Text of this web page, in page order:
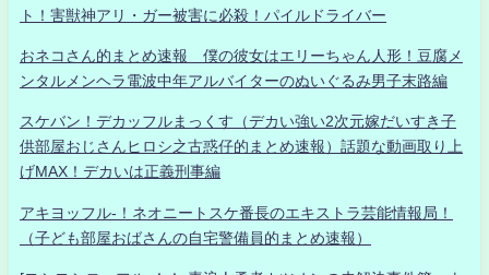
ト！害獣神アリ・ガー被害に必殺！パイルドライバー
おネコさん的まとめ速報 僕の彼女はエリーちゃん人形！豆腐メ
ンタルメンヘラ電波中年アルバイターのぬいぐるみ男子末路編
スケバン！デカッフルまっくす（デカい強い2次元嫁だいすき子
供部屋おじさんヒロシ之古惑仔的まとめ速報）話題な動画取り上
げMAX！デカいは正義刑事編
アキヨッフル-！ネオニートスケ番長のエキストラ芸能情報局！
（子ども部屋おばさんの自宅警備員的まとめ速報）